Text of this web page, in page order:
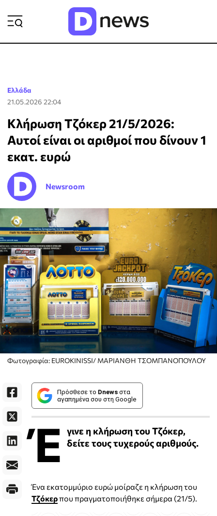
Ελλάδα
21.05.2026 22:04
Κλήρωση Τζόκερ 21/5/2026:
Αυτοί είναι οι αριθμοί που δίνουν 1
εκατ. ευρώ
Newsroom
Φωτογραφία: EUROKINISSI/ ΜΑΡΙΑΝΘΗ ΤΣΟΜΠΑΝΟΠΟΥΛΟΥ
Πρόσθεσε το Dnews στα
αγαπημένα σου στη Google
Έ γινε η κλήρωση του Τζόκερ,
δείτε τους τυχερούς αριθμούς.
Ένα εκατομμύριο ευρώ μοίραζε η κλήρωση του
Τζόκερπου πραγματοποιήθηκε σήμερα (21/5).